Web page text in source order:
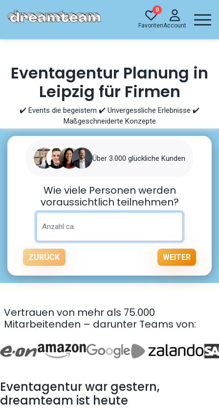
0
FavoritenAccount
Eventagentur Planung in
Leipzig für Firmen
✔️ Events die begeistern ✔️ Unvergessliche Erlebnisse ✔️
Maßgeschneiderte Konzepte
Über 3.000 glückliche Kunden
Wie viele Personen werden
voraussichtlich teilnehmen?
ZURÜCK WEITER
Vertrauen von mehr als 75.000
Mitarbeitenden – darunter Teams von:
Eventagentur war gestern,
dreamteam ist heute